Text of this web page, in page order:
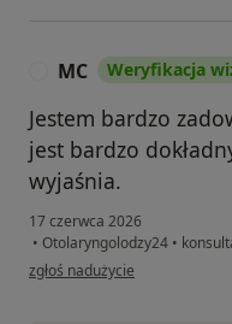
MC Weryfikacja
Jestem bardzo
jest bardzo
wyjaśnia.
17 czerwca 2026
• Otolaryngolodzy24 •
w opinii użytkownika MC
zgłoś nadużycie